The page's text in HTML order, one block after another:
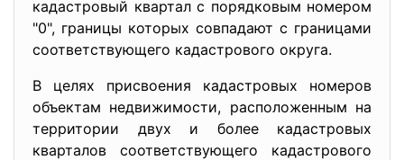
кадастровый квартал с порядковым номером
"0", границы которых совпадают с границами
соответствующего кадастрового округа.
В целях присвоения кадастровых номеров
объектам недвижимости, расположенным на
территории двух и более кадастровых
кварталов соответствующего кадастрового